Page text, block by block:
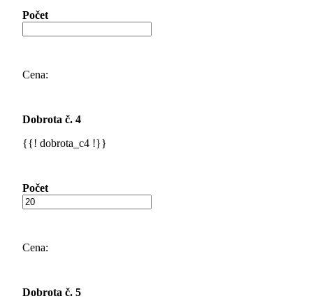
Počet
Cena:
Dobrota č. 4
{{! dobrota_c4 !}}
Počet
Cena:
Dobrota č. 5